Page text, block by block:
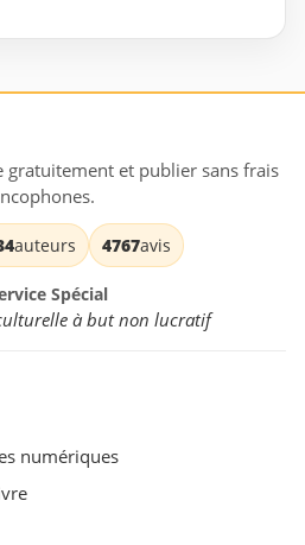
gratuitement et publier sans frais
auteurs 4767avis
Spécial
à but non lucratif
numériques